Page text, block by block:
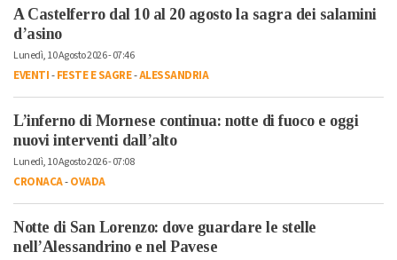
A Castelferro dal 10 al 20 agosto la sagra dei salamini
d’asino
Lunedì, 10 Agosto 2026 - 07:46
EVENTI-FESTE E SAGRE-ALESSANDRIA
L’inferno di Mornese continua: notte di fuoco e oggi
nuovi interventi dall’alto
Lunedì, 10 Agosto 2026 - 07:08
CRONACA-OVADA
Notte di San Lorenzo: dove guardare le stelle
nell’Alessandrino e nel Pavese